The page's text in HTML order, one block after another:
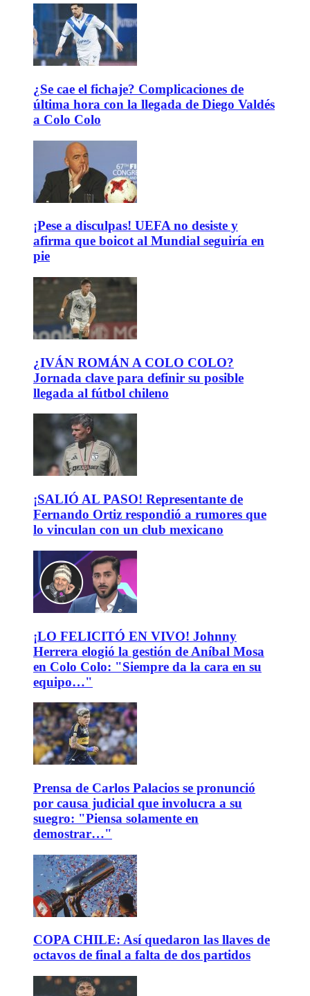
¿Se cae el fichaje? Complicaciones de
última hora con la llegada de Diego Valdés
a Colo Colo
¡Pese a disculpas! UEFA no desiste y
afirma que boicot al Mundial seguiría en
pie
¿IVÁN ROMÁN A COLO COLO?
Jornada clave para definir su posible
llegada al fútbol chileno
¡SALIÓ AL PASO! Representante de
Fernando Ortiz respondió a rumores que
lo vinculan con un club mexicano
¡LO FELICITÓ EN VIVO! Johnny
Herrera elogió la gestión de Aníbal Mosa
en Colo Colo: "Siempre da la cara en su
equipo…"
Prensa de Carlos Palacios se pronunció
por causa judicial que involucra a su
suegro: "Piensa solamente en
demostrar…"
COPA CHILE: Así quedaron las llaves de
octavos de final a falta de dos partidos